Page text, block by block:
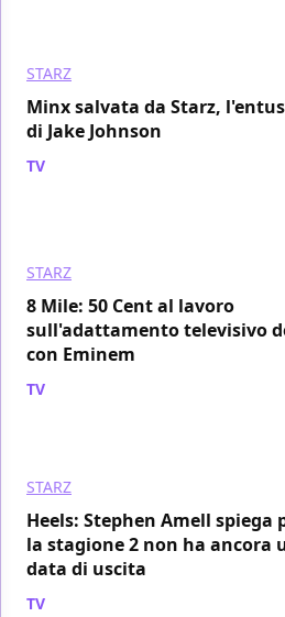
STARZ
Minx salvata da Starz,
di Jake Johnson
TV
STARZ
8 Mile: 50 Cent al lavoro
sull'adattamento televisivo
con Eminem
TV
STARZ
Heels: Stephen Amell spiega
la stagione 2 non ha ancora
data di uscita
TV